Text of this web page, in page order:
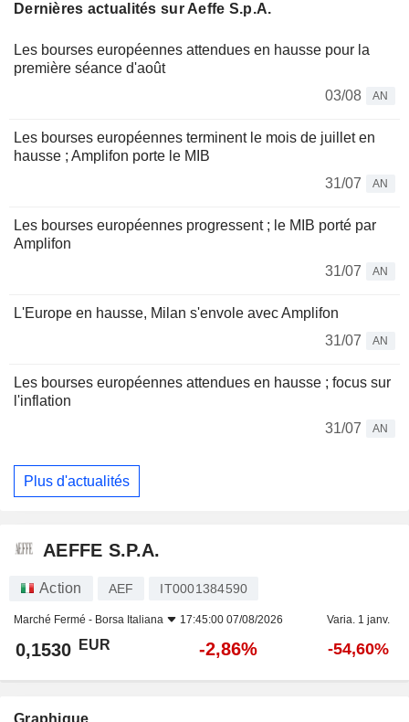
Dernières actualités sur Aeffe S.p.A.
Les bourses européennes attendues en hausse pour la
première séance d'août
03/08
AN
Les bourses européennes terminent le mois de juillet en
hausse ; Amplifon porte le MIB
31/07
AN
Les bourses européennes progressent ; le MIB porté par
Amplifon
31/07
AN
L'Europe en hausse, Milan s'envole avec Amplifon
31/07
AN
Les bourses européennes attendues en hausse ; focus sur
l'inflation
31/07
AN
Plus d'actualités
AEFFE S.P.A.
Action AEF IT0001384590
Marché Fermé - Borsa Italiana 17:45:00 07/08/2026 Varia. 1 janv.
0,1530 EUR -2,86% -54,60%